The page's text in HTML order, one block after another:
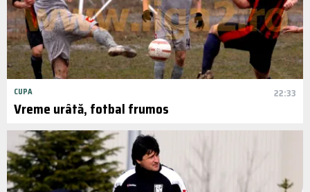
CUPA 22:33
Vreme urâtă, fotbal frumos